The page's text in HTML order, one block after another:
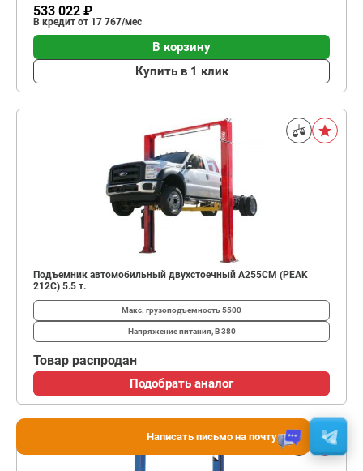
533 022 ₽
В кредит от 17 767/мес
В корзину
Купить в 1 клик
Подъемник автомобильный двухстоечный A255CM (PEAK
212C) 5.5 т.
Макс. грузоподъемность5500
Напряжение питания, В380
Товар распродан
Подобрать аналог
Написать письмо на почту